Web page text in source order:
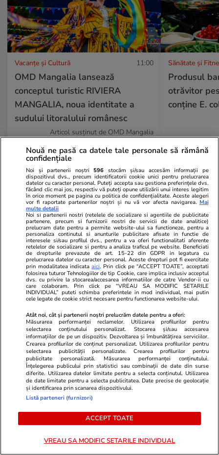
Vacanțe și Cultură 11:00
OMD Mangalia lansează
conceptul turistic RIVIERA
MANGALIA, noua identitate a
sudului litoralului românesc
Articol susținut de OMD Mangalia
Sănătate și
Produsul
otrăvitor
conține E.
Lifestyle 01 aug.
Cum se face cafeaua la presa
franceză – cum funcționează și
care sunt avantajele
Lifestyle 15 iul.
Combinaţii răcoritoare de apă
cu fructe şi plante aromatice
pentru vară
Lifestyle 01 aug.
să umpli casa de fum
Nouă ne pasă ca datele tale personale să rămână
confidențiale
Noi și partenerii noștri 596 stocăm și/sau accesăm informații pe
dispozitivul dvs., precum identificatorii cookie unici pentru prelucrarea
datelor cu caracter personal. Puteți accepta sau gestiona preferințele dvs.
făcând clic mai jos, respectiv vă puteți opune utilizării unui interes legitim
în orice moment pe pagina cu politica de confidențialitate. Aceste alegeri
vor fi raportate partenerilor noștri și nu vă vor afecta navigarea. Mai
multe detalii
Noi si partenerii nostri (retelele de socializare si agentiile de publicitate
partenere, precum si furnizorii nostri de servicii de date analitice)
prelucram date pentru a permite website-ului sa functioneze, pentru a
personaliza continutul si anunturile publicitare afisate in functie de
interesele si/sau profilul dvs., pentru a va oferi functionalitati aferente
retelelor de socializare si pentru a analiza traficul pe website. Beneficiati
de drepturile prevazute de art. 15-22 din GDPR in legatura cu
prelucrarea datelor cu caracter personal. Aceste drepturi pot fi exercitate
prin modalitatea indicataaici. Prin click pe “ACCEPT TOATE”, acceptati
folosirea tuturor Tehnologiilor de tip Cookie, care implica inclusiv acceptul
dvs. cu privire la stocarea/accesarea informatiilor de catre Vendor-ii cu
care colaboram. Prin click pe “VREAU SA MODIFIC SETARILE
INDIVIDUAL” puteti schimba preferintele in mod individual, mai putin
cele legate de cookie strict necesare pentru functionarea website-ului.
Atât noi, cât și partenerii noștri prelucrăm datele pentru a oferi:
Măsurarea performanței reclamelor. Utilizarea profilurilor pentru
selectarea conținutului personalizat. Stocarea și/sau accesarea
informațiilor de pe un dispozitiv. Dezvoltarea și îmbunătățirea serviciilor.
Crearea profilurilor de conținut personalizat. Utilizarea profilurilor pentru
selectarea publicității personalizate. Crearea profilurilor pentru
publicitate personalizată. Măsurarea performanței conținutului.
Înțelegerea publicului prin statistici sau combinații de date din surse
diferite. Utilizarea datelor limitate pentru a selecta conținutul. Utilizarea
de date limitate pentru a selecta publicitatea. Date precise de geolocație
și identificarea prin scanarea dispozitivului.
Listă parteneri (furnizori)
ACCEPT TOATE
VREAU SA MODIFIC SETARILE INDIVIDUAL